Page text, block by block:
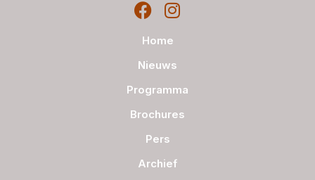
Home
Nieuws
Programma
Brochures
Pers
Archief